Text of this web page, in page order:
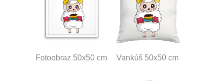
Fotoobraz 50x50 cm Vankúš 50x50 cm